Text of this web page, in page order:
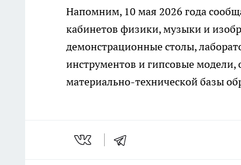
Напомним, 10 мая 2026 года
кабинетов физики, музыки и
демонстрационные столы,
инструментов и гипсовые
материально-технической базы